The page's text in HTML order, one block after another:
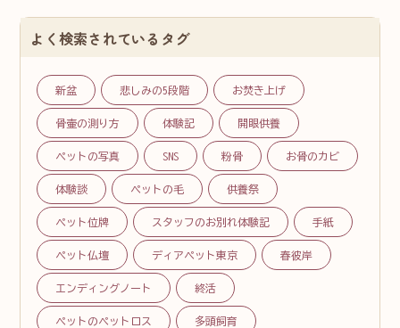
よく検索されているタグ
新盆 悲しみの5段階 お焚き上げ
骨壷の測り方 体験記 開眼供養
ペットの写真 SNS 粉骨 お骨のカビ
体験談 ペットの毛 供養祭
ペット位牌 スタッフのお別れ体験記 手紙
ペット仏壇 ディアペット東京 春彼岸
エンディングノート 終活
ペットのペットロス 多頭飼育